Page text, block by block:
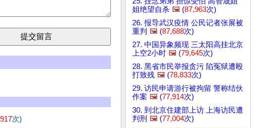
次)
姐绝望自杀 🖼️ (87,963次)
26. 报导武汉疫情 公民记者张展被
重判 🖼️ (87,688次)
27. 中国异象频现 三太阳高挂北京
上空2小时 🖼️ (79,645次)
28. 黑省市民举报贪污 陷冤狱遭殴
打致残 🖼️ (78,833次)
29. 访民申请游行被拘留 警称结伙
作案 🖼️ (77,914次)
30. 到北京住建部上访 上海访民遭
判刑 🖼️ (77,004次)